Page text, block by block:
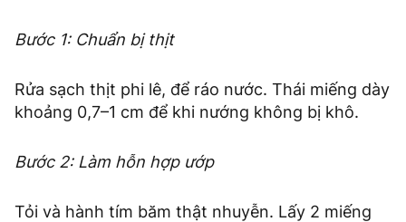
Bước 1: Chuẩn bị thịt
Rửa sạch thịt phi lê, để ráo nước. Thái miếng dày
khoảng 0,7–1 cm để khi nướng không bị khô.
Bước 2: Làm hỗn hợp ướp
Tỏi và hành tím băm thật nhuyễn. Lấy 2 miếng